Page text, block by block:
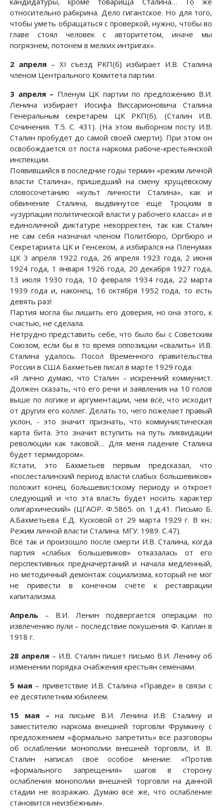
относительно рабкрина. Дело гигантское. Но для того,
чтобы уметь обращаться с проверкой, нужно, чтобы во
главе стоял человек с авторитетом, иначе мы
погрязнем, потонем в мелких интригах».
2 апреля – XI съезд РКП(б) избирает И.В. Сталина
членом Центрального Комитета партии.
3 апреля – Пленум ЦК партии по предложению В.И.
Ленина избирает Иосифа Виссарионовича Сталина
Генеральным секретарём ЦК РКП(б). (Сталин И.В.
Сочинения. Т.5. С. 431). (На этом выборном посту И.В.
Сталин пробудет до самой своей смерти). При этом он
освобождается от поста наркома рабоче-крестьянской
инспекции.
Появившийся в последние годы термин «режим личной
власти Сталина», пришедший на смену хрущёвскому
словосочетанию «культ личности Сталина», как и
обвинение Сталина, выдвинутое ещё Троцким в
«узурпации политической власти у рабочего класса» и в
единоличной диктатуре некорректен, так как Сталин
не сам себя назначал членом Политбюро, Оргбюро и
Секретариата ЦК и Генсеком, а избирался на Пленумах
ЦК 3 апреля 1922 года, 26 апреля 1923 года, 2 июня
1924 года, 1 января 1926 года, 20 декабря 1927 года,
13 июля 1930 года, 10 февраля 1934 года, 22 марта
1939 года и, наконец, 16 октября 1952 года, то есть
девять раз!
Партия могла бы лишить его доверия, но она этого, к
счастью, не сделала.
Нетрудно представить себе, что было бы с Советским
Союзом, если бы в то время оппозиции «свалить» И.В.
Сталина удалось. Посол Временного правительства
России в США Бахметьев писал в марте 1929 года:
«Я лично думаю, что Сталин – искренний коммунист.
Должен сказать, что его речи и заявления на 10 голов
выше по логике и аргументации, чем всё, что исходит
от других его коллег. Делать то, чего пожелает правый
уклон, - это значит признать, что коммунистическая
карта бита. Это значит вступить на путь ликвидации
революции как таковой… Для меня падение Сталина
будет термидором».
Кстати, это Бахметьев первым предсказал, что
«послесталинский период власти слабых большевиков»
положит конец большевистскому периоду и откроет
следующий и что эта власть будет носить характер
олигархический» (ЦГАОР. Ф.5865. оп. 1.д.41. Письмо Б.
А.Бахметьева Е.Д. Кусковой от 29 марта 1929 г. В кн.:
Режим личной власти Сталина. МГУ. 1989. С.47).
Всё так и произошло после смерти И.В. Сталина, когда
партия «слабых большевиков» отказалась от его
перспективных предначертаний и начала медленный,
но методичный демонтаж социализма, который не мог
не привести в конечном счёте к реставрации
капитализма.
Апрель – В.И. Ленин подвергается операции по
извлечению пули – последствие покушения Ф. Каплан в
1918 г.
28 апреля – И.В. Сталин пишет письмо В.И. Ленину об
изменении порядка снабжения крестьян семенами.
5 мая – приветствие И.В. Сталина «Правде» в связи с
её десятилетним юбилеем.
15 мая –на письме В.И. Ленина И.В. Сталину и
заместителю наркома внешней торговли Фрумкину с
предложением «формально запретить» все разговоры
об ослаблении монополии внешней торговли, И. В.
Сталин написал своё особое мнение: «Против
«формального запрещения» шагов в сторону
ослабления монополии внешней торговли на данной
стадии не возражаю. Думаю всё же, что ослабление
становится неизбежным».